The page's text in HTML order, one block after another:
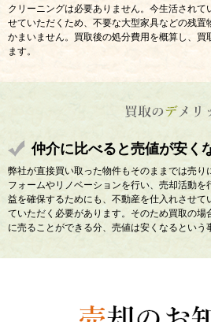
クリーニングは必要ありません。今生活されて
せていただくため、不要な大型家具などの残置
かまいません。買取後の処分費用を概算し、買
ます。
仲介に比べると売値が安く
弊社が直接買い取った物件もそのままでは売り
フォームやリノベーションを行い、売却活動を
益を確保するためにも、不動産を仕入れさせて
ていただく必要があります。そのため買取の場
に売ることができる分、売値は安くなるという